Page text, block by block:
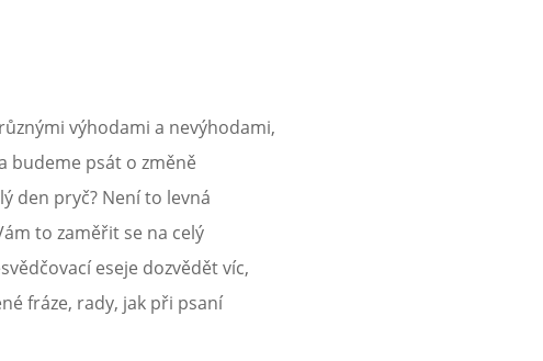
výhodami a nevýhodami,
budeme psát o změně
den pryč? Není to levná
to zaměřit se na celý
eseje dozvědět víc,
fráze, rady, jak při psaní